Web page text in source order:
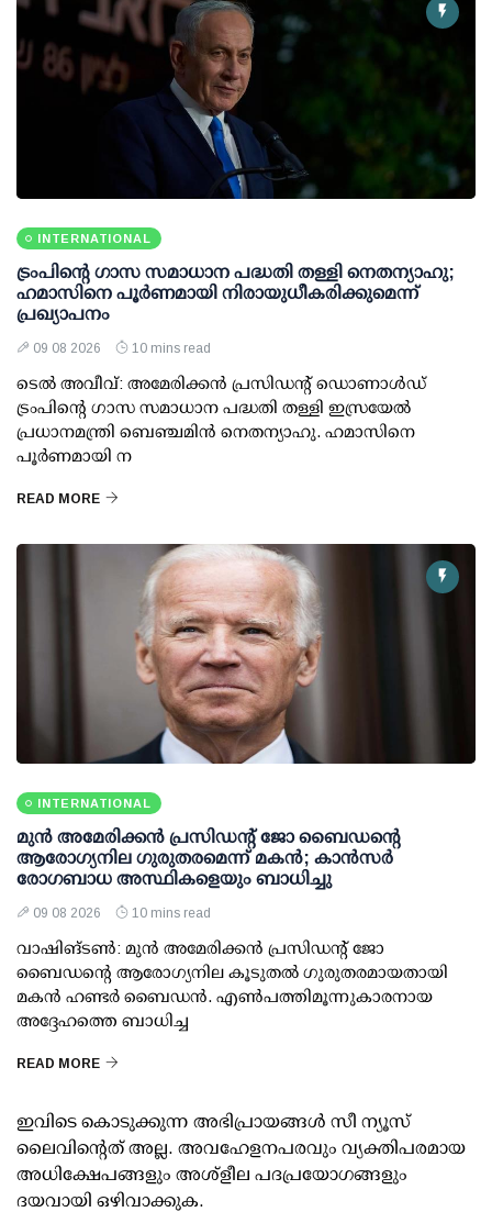
INTERNATIONAL
ട്രംപിന്റെ ഗാസ സമാധാന പദ്ധതി തള്ളി നെതന്യാഹു;
ഹമാസിനെ പൂര്‍ണമായി നിരായുധീകരിക്കുമെന്ന്
പ്രഖ്യാപനം
09 08 2026 10 mins read
ടെല്‍ അവീവ്: അമേരിക്കന്‍ പ്രസിഡന്റ് ഡൊണാള്‍ഡ്
ട്രംപിന്റെ ഗാസ സമാധാന പദ്ധതി തള്ളി ഇസ്രയേല്‍
പ്രധാനമന്ത്രി ബെഞ്ചമിന്‍ നെതന്യാഹു. ഹമാസിനെ
പൂര്‍ണമായി ന
READ MORE
INTERNATIONAL
മുന്‍ അമേരിക്കന്‍ പ്രസിഡന്റ് ജോ ബൈഡന്റെ
ആരോഗ്യനില ഗുരുതരമെന്ന് മകന്‍; കാന്‍സര്‍
രോഗബാധ അസ്ഥികളെയും ബാധിച്ചു
09 08 2026 10 mins read
വാഷിങ്ടണ്‍: മുന്‍ അമേരിക്കന്‍ പ്രസിഡന്റ് ജോ
ബൈഡന്റെ ആരോഗ്യനില കൂടുതല്‍ ഗുരുതരമായതായി
മകന്‍ ഹണ്ടര്‍ ബൈഡന്‍. എണ്‍പത്തിമൂന്നുകാരനായ
അദ്ദേഹത്തെ ബാധിച്ച
READ MORE
ഇവിടെ കൊടുക്കുന്ന അഭിപ്രായങ്ങള്‍ സീ ന്യൂസ്
ലൈവിന്റെത് അല്ല. അവഹേളനപരവും വ്യക്തിപരമായ
അധിക്ഷേപങ്ങളും അശ്‌ളീല പദപ്രയോഗങ്ങളും
ദയവായി ഒഴിവാക്കുക.